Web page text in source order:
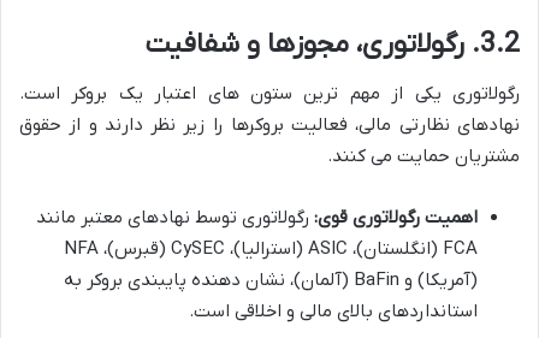
3.2. رگولاتوری، مجوزها و شفافیت
رگولاتوری یکی از مهم ترین ستون های اعتبار یک بروکر است.
نهادهای نظارتی مالی، فعالیت بروکرها را زیر نظر دارند و از حقوق
مشتریان حمایت می کنند.
اهمیت رگولاتوری قوی: رگولاتوری توسط نهادهای معتبر مانند
FCA (انگلستان)، ASIC (استرالیا)، CySEC (قبرس)، NFA
(آمریکا) و BaFin (آلمان)، نشان دهنده پایبندی بروکر به
استانداردهای بالای مالی و اخلاقی است.